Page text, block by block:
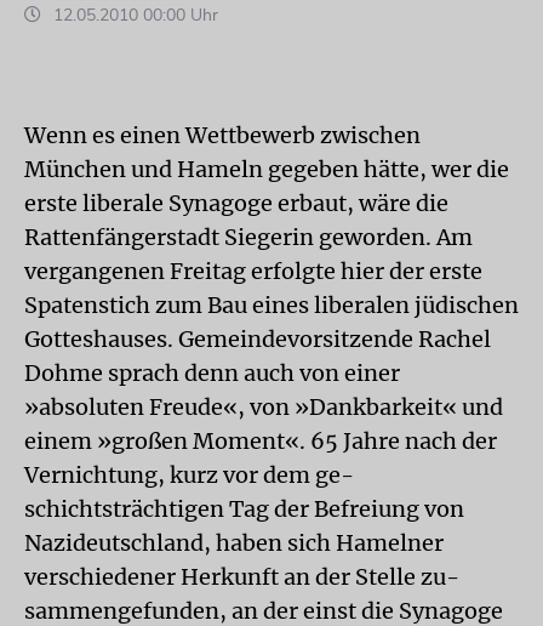
12.05.2010 00:00 Uhr
Wenn es einen Wettbewerb zwischen
München und Hameln gegeben hätte, wer die
erste liberale Synagoge erbaut, wäre die
Rattenfängerstadt Siegerin geworden. Am
vergangenen Freitag erfolgte hier der erste
Spatenstich zum Bau eines liberalen jüdischen
Gotteshauses. Gemeindevorsitzende Rachel
Dohme sprach denn auch von einer
»absoluten Freude«, von »Dankbarkeit« und
einem »großen Moment«. 65 Jahre nach der
Vernichtung, kurz vor dem ge-
schichtsträchtigen Tag der Befreiung von
Nazideutschland, haben sich Hamelner
verschiedener Herkunft an der Stelle zu-
sammengefunden, an der einst die Synagoge